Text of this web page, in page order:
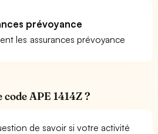
prévoyance
les assurances prévoyance
APE 1414Z ?
de savoir si votre activité